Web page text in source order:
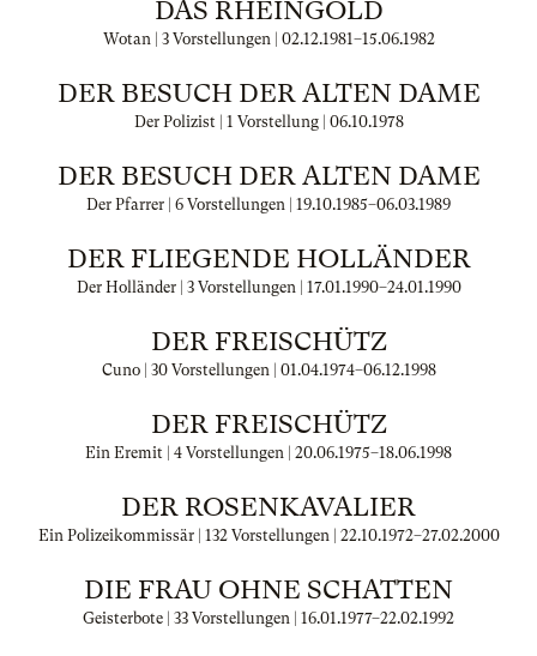
DAS RHEINGOLD
Wotan | 3 Vorstellungen | 02.12.1981–15.06.1982
DER BESUCH DER ALTEN DAME
Der Polizist | 1 Vorstellung | 06.10.1978
DER BESUCH DER ALTEN DAME
Der Pfarrer | 6 Vorstellungen | 19.10.1985–06.03.1989
DER FLIEGENDE HOLLÄNDER
Der Holländer | 3 Vorstellungen | 17.01.1990–24.01.1990
DER FREISCHÜTZ
Cuno | 30 Vorstellungen | 01.04.1974–06.12.1998
DER FREISCHÜTZ
Ein Eremit | 4 Vorstellungen | 20.06.1975–18.06.1998
DER ROSENKAVALIER
Ein Polizeikommissär | 132 Vorstellungen | 22.10.1972–27.02.2000
DIE FRAU OHNE SCHATTEN
Geisterbote | 33 Vorstellungen | 16.01.1977–22.02.1992